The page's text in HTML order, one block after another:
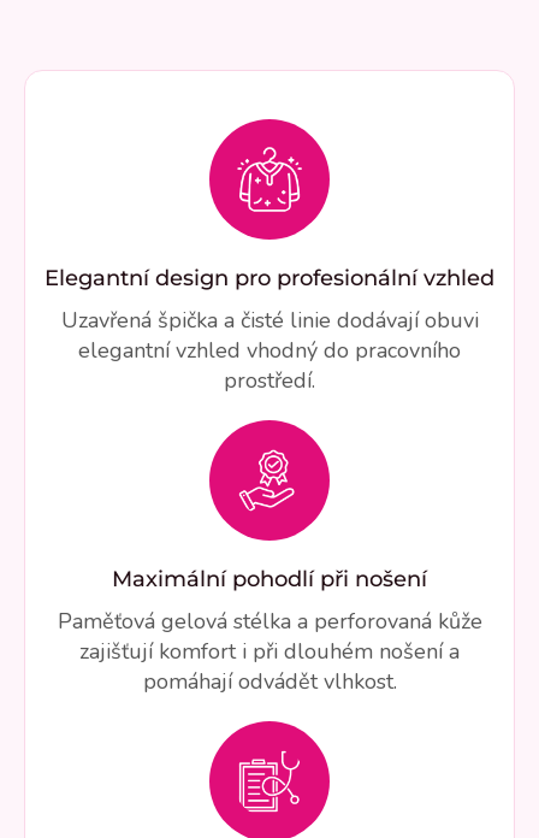
Elegantní design pro profesionální vzhled
Uzavřená špička a čisté linie dodávají obuvi
elegantní vzhled vhodný do pracovního
prostředí.
Maximální pohodlí při nošení
Paměťová gelová stélka a perforovaná kůže
zajišťují komfort i při dlouhém nošení a
pomáhají odvádět vlhkost.